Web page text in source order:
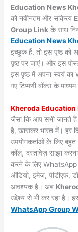
Education News
को नवीनतम और सक्रिय
Group Link के साथ
Education News
इच्छुक हैं, तो इस पृष्ठ को
पृष्ठ पर जाएं। और इस
इस पृष्ठ में अपना स्वयं
गए टिप्पणी बॉक्स के
Kheroda
जैसा कि आप सभी जानते
है, खासकर भारत में। हर
उपयोगकर्ताओं के लिए
कॉल, दस्तावेज़ साझा
करने के लिए WhatsApp
ऑडियो, इमेज, पीडीएफ,
आवश्यक है। अब
उद्देश्य से भी कर रहा है।
WhatsApp Group